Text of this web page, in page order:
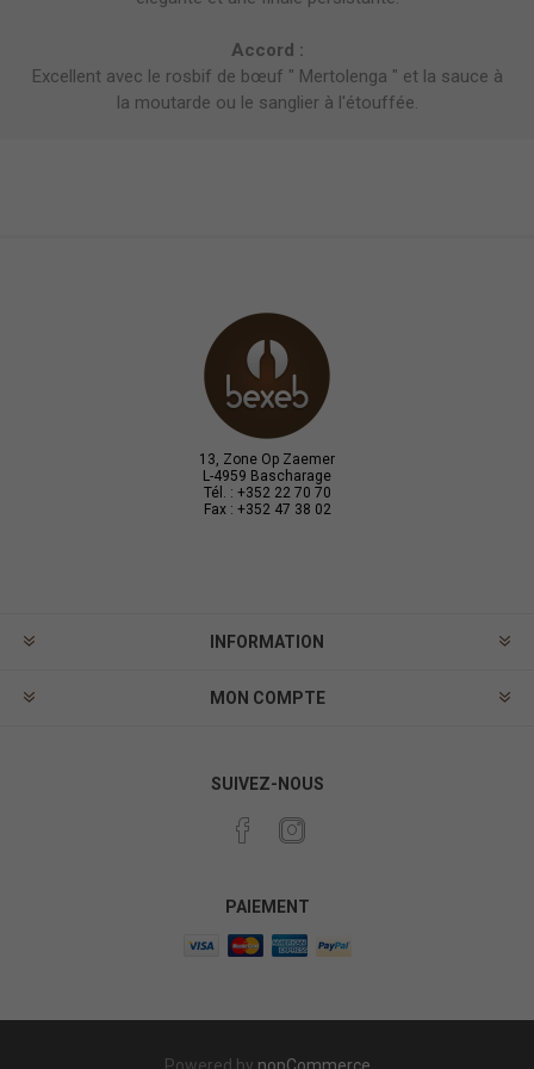
Accord :
Excellent avec le rosbif de bœuf " Mertolenga " et la sauce à
la moutarde ou le sanglier à l'étouffée.
13, Zone Op Zaemer
L-4959 Bascharage
Tél. : +352 22 70 70
Fax : +352 47 38 02
INFORMATION
MON COMPTE
SUIVEZ-NOUS
PAIEMENT
Powered by nopCommerce